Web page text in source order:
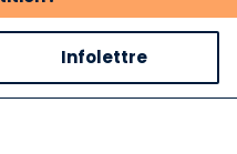
médias
Infolettre